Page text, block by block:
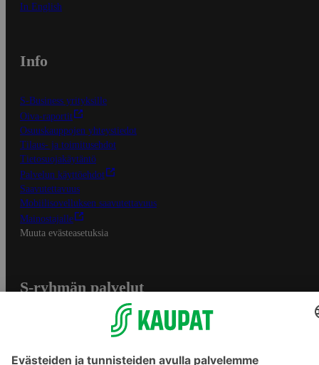
In English
Info
S-Business yrityksille
Oiva-raportit
Osuuskauppojen yhteystiedot
Tilaus- ja toimitusehdot
Tietosuojakäytäntö
Palvelun käyttöehdot
Saavutettavuus
Mobiilisovelluksen saavutettavuus
Mainostajalle
Muuta evästeasetuksia
S-ryhmän palvelut
Yhteishyvä Ruoka -sovellus